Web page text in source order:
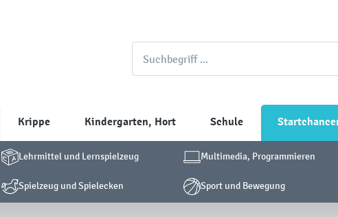
Krippe Kindergarten, Hort Schule
Lehrmittel und Lernspielzeug Multimedia, Programmieren
Spielzeug und Spielecken Sport und Bewegung